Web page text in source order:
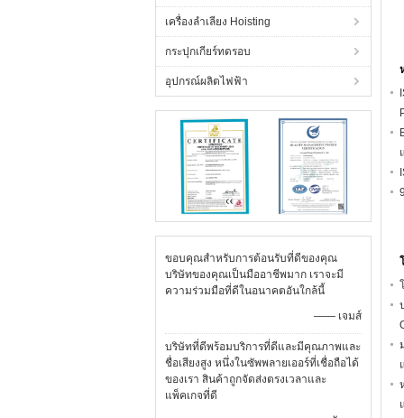
เครื่องลำเลียง Hoisting
กระปุกเกียร์ทดรอบ
อุปกรณ์ผลิตไฟฟ้า
ขอบคุณสำหรับการต้อนรับที่ดีของคุณ
บริษัทของคุณเป็นมืออาชีพมาก เราจะมี
ความร่วมมือที่ดีในอนาคตอันใกล้นี้
—— เจมส์
บริษัทที่ดีพร้อมบริการที่ดีและมีคุณภาพและ
ชื่อเสียงสูง หนึ่งในซัพพลายเออร์ที่เชื่อถือได้
ของเรา สินค้าถูกจัดส่งตรงเวลาและ
แพ็คเกจที่ดี